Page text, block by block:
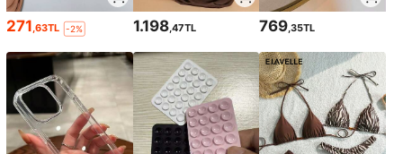
271,63TL -2% 1.198,47TL 769,35TL